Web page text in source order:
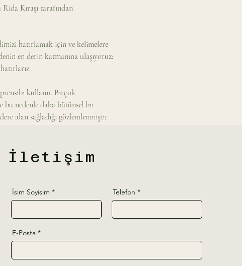
Kıraşı tarafından
hatırlamak için ve kelimelere
en derin katmanına ulaşıyoruz:
kullanır. Birçok
bu nedenle daha bütünsel bir
alan sağladığı gözlemlenmiştir.
İletişim
İsim Soyisim Telefon
E-Posta